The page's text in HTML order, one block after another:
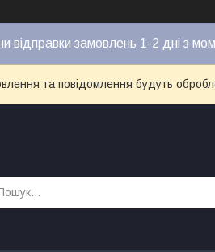
відправки замовлень 1-2 дні з
та повідомлення будуть